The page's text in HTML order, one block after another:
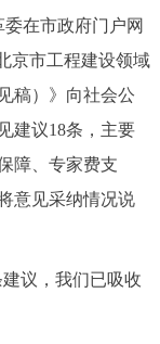
政策服务
回应关切
在市政府门户网
京市工程建设领域
稿）》向社会公
建议18条，主要
障、专家费支
意见采纳情况说
议，我们已吸收